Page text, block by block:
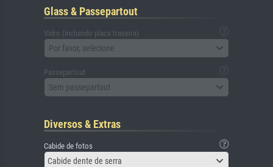
Glass & Passepartout
Vidro (incluindo placa traseira)
Por favor, selecione
Passepartout
Sem passepartout
Diversos & Extras
Cabide de fotos
Cabide dente de serra